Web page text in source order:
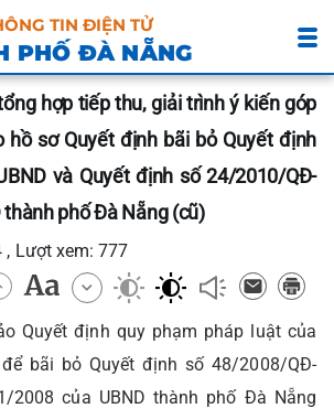
TIN ĐIỆN TỬ
PHỐ ĐÀ NẴNG
hợp tiếp thu, giải trình ý kiến góp
sơ Quyết định bãi bỏ Quyết định
và Quyết định số 24/2010/QĐ-
thành phố Đà Nẵng (cũ)
Lượt xem: 777
Quyết định quy phạm pháp luật của
để bãi bỏ Quyết định số 48/2008/QĐ-
2008 của UBND thành phố Đà Nẵng